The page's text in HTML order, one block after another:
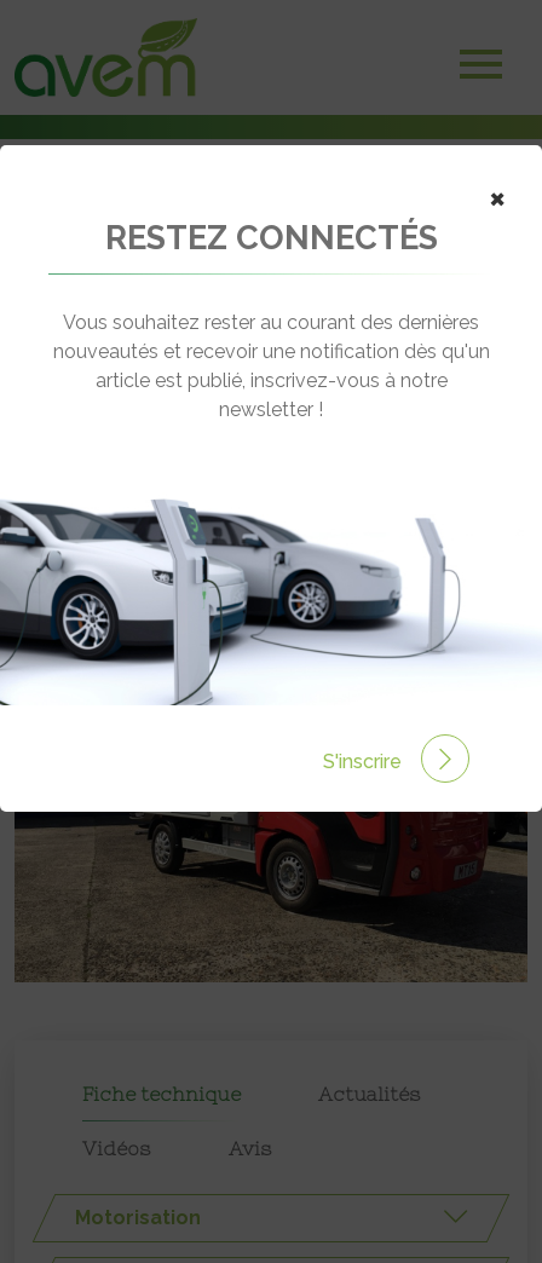
Utilitaires
ADDAX MT15
[wppr_avg_rating id="21514"]
Prix :à partir de 31 250€
Fiche technique Actualités
Vidéos Avis
Motorisation
×
RESTEZ CONNECTÉS
Vous souhaitez rester au courant des dernières
nouveautés et recevoir une notification dès qu'un
article est publié, inscrivez-vous à notre
newsletter !
S'inscrire